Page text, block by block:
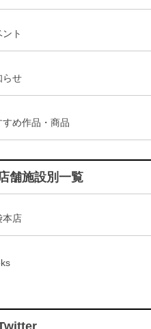
ント
らせ
すめ作品・商品
舗施設別一覧
本店